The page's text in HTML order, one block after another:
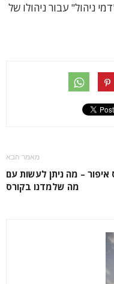
ניהול" עבור ניהולו של
מאמר הבא
איפור – מה ניתן לעשות עם
מה שלמדנו בקורס